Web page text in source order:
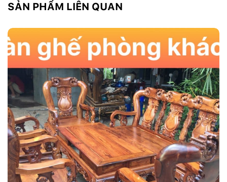
SẢN PHẨM LIÊN QUAN